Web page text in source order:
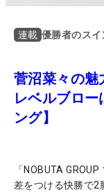
連載 優勝者のスイ
菅沼菜々の
レベルブロ
ング】
「NOBUTA
差をつける快勝で2